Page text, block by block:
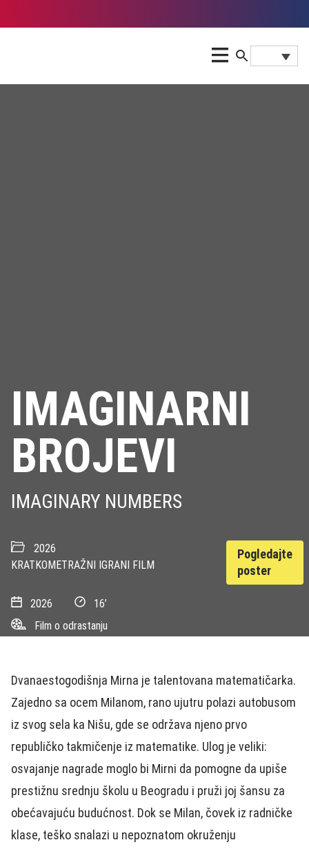
IMAGINARNI
BROJEVI
IMAGINARY NUMBERS
2026
KRATKOMETRAŽNI IGRANI FILM
2026
16’
Film o odrastanju
Pogledajte
poster
Dvanaestogodišnja Mirna je talentovana matematičarka.
Zajedno sa ocem Milanom, rano ujutru polazi autobusom
iz svog sela ka Nišu, gde se održava njeno prvo
republičko takmičenje iz matematike. Ulog je veliki:
osvajanje nagrade moglo bi Mirni da pomogne da upiše
prestižnu srednju školu u Beogradu i pruži joj šansu za
obećavajuću budućnost. Dok se Milan, čovek iz radničke
klase, teško snalazi u nepoznatom okruženju